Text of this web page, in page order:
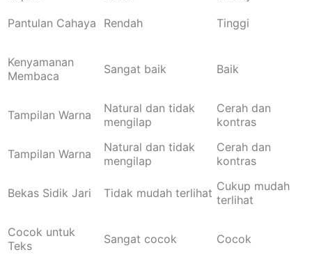
Pantulan Cahaya
Rendah Tinggi
Kenyamanan
Membaca
Sangat baik Baik
Tampilan Warna
Natural dan tidak
mengilap
Cerah dan
kontras
Tampilan Warna
Natural dan tidak
mengilap
Cerah dan
kontras
Bekas Sidik Jari Tidak mudah terlihat Cukup mudah
terlihat
Cocok untuk
Teks
Sangat cocok Cocok